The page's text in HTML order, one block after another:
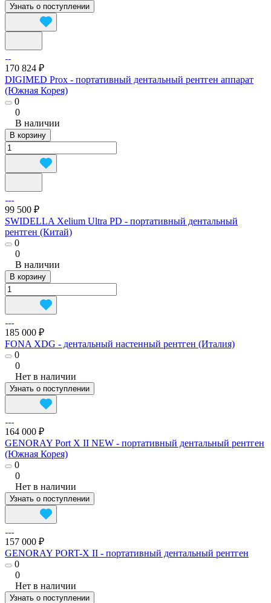
Узнать о поступлении
170 824 ₽
DIGIMED Prox - портативный дентальный рентген аппарат
(Южная Корея)
0
0
В наличии
В корзину
99 500 ₽
SWIDELLA Xelium Ultra PD - портативный дентальный
рентген (Китай)
0
0
В наличии
В корзину
185 000 ₽
FONA XDG - дентальный настенный рентген (Италия)
0
0
Нет в наличии
Узнать о поступлении
164 000 ₽
GENORAY Port X II NEW - портативный дентальный рентген
(Южная Корея)
0
0
Нет в наличии
Узнать о поступлении
157 000 ₽
GENORAY PORT-X II - портативный дентальный рентген
0
0
Нет в наличии
Узнать о поступлении